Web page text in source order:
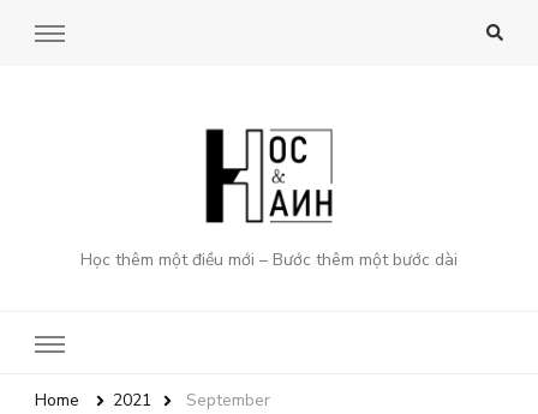
Học thêm một điều mới – Bước thêm một bước dài
Home 2021 September